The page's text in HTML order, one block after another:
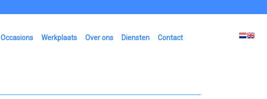
Occasions Werkplaats Over ons Diensten Contact